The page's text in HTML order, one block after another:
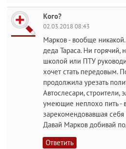
Кого?
02.03.2018 08:43
Марков - вообще
деда Тараса. Ни горячий,
школой или ПТУ
хочет стать передовым.
продолжила урезать
Автослесари, строители,
умеющие неплохо пить -
зарекомендовавшая
Давай Марков добивай
Ответить